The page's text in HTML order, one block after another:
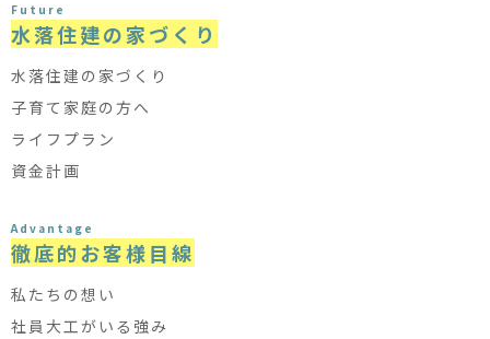
Future
水落住建の家づくり
水落住建の家づくり
子育て家庭の方へ
ライフプラン
資金計画
Advantage
徹底的お客様目線
私たちの想い
社員大工がいる強み